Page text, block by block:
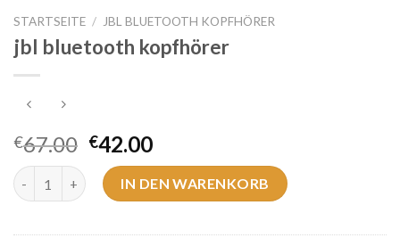
STARTSEITE / JBL BLUETOOTH KOPFHÖRER
jbl bluetooth kopfhörer
€67.00 €42.00
jbl bluetooth kopfhörer MengeIN DEN WARENKORB